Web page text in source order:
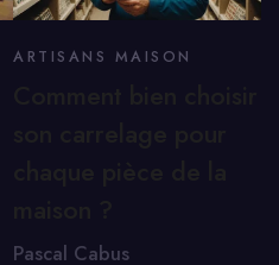
ARTISANS MAISON
Pascal Cabus